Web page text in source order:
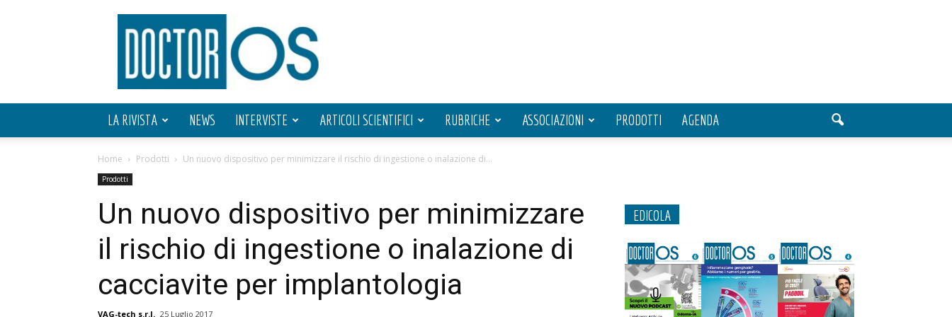
Doctor
OS
LA RIVISTA NEWS INTERVISTE ARTICOLI SCIENTIFICI RUBRICHE ASSOCIAZIONI PRODOTTI AGENDA
Home Prodotti Un nuovo dispositivo per minimizzare il rischio di ingestione o inalazione di...
Prodotti
Un nuovo dispositivo per minimizzare
il rischio di ingestione o inalazione di
cacciavite per implantologia
VAG-tech s.r.l. 25 Luglio 2017
EDICOLA